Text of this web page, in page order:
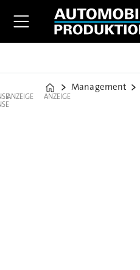
Home
Management
ANZEIGE ANZEIGE